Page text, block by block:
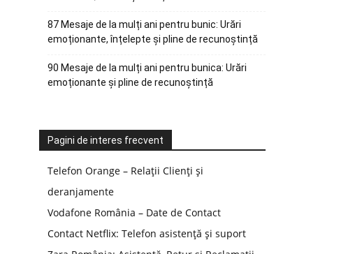
87 Mesaje de la mulți ani pentru bunic: Urări
emoționante, înțelepte și pline de recunoștință
90 Mesaje de la mulți ani pentru bunica: Urări
emoționante și pline de recunoștință
Pagini de interes frecvent
Telefon Orange – Relații Clienți și
deranjamente
Vodafone România – Date de Contact
Contact Netflix: Telefon asistență și suport